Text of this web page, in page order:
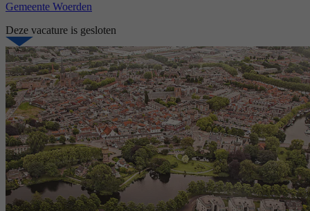
Gemeente Woerden
Deze vacature is gesloten